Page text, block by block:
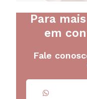
Para
em
Fale